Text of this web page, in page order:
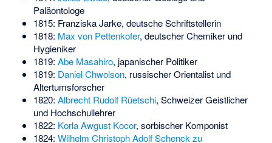
Paläontologe
1815: Franziska Jarke, deutsche Schriftstellerin
1818: Max von Pettenkofer, deutscher Chemiker und
Hygieniker
1819: Abe Masahiro, japanischer Politiker
1819: Daniel Chwolson, russischer Orientalist und
Altertumsforscher
1820: Albrecht Rudolf Rüetschi, Schweizer Geistlicher
und Hochschullehrer
1822: Korla Awgust Kocor, sorbischer Komponist
1824: Wilhelm Christoph Adolf Schenck zu